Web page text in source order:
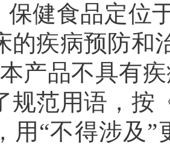
保健食品定位
的疾病预防和
本产品不具有
规范用语，按
用“不得涉及